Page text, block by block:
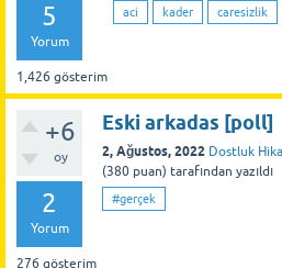
5
Yorum
1,426 gösterim
aci kader caresizlik
+6
oy
2
Yorum
276 gösterim
Eski arkadas [poll]
2, Ağustos, 2022 Dostluk
(380 puan) tarafından yazıldı
#gerçek